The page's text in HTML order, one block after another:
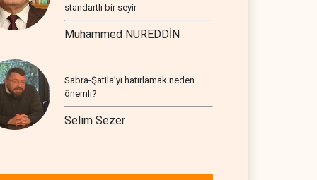
standartlı bir seyir
Muhammed NUREDDİN
Sabra-Şatila’yı hatırlamak neden
önemli?
Selim Sezer